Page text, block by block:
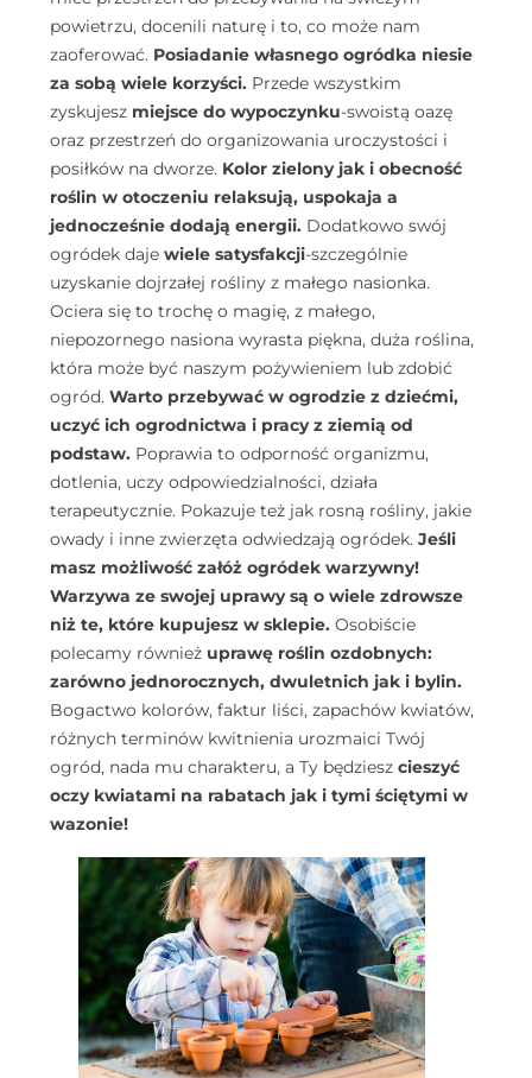
powietrzu, docenili naturę i to, co może nam
zaoferować. Posiadanie własnego ogródka niesie
za sobą wiele korzyści. Przede wszystkim
zyskujesz miejsce do wypoczynku-swoistą oazę
oraz przestrzeń do organizowania uroczystości i
posiłków na dworze. Kolor zielony jak i obecność
roślin w otoczeniu relaksują, uspokaja a
jednocześnie dodają energii. Dodatkowo swój
ogródek daje wiele satysfakcji-szczególnie
uzyskanie dojrzałej rośliny z małego nasionka.
Ociera się to trochę o magię, z małego,
niepozornego nasiona wyrasta piękna, duża roślina,
która może być naszym pożywieniem lub zdobić
ogród. Warto przebywać w ogrodzie z dziećmi,
uczyć ich ogrodnictwa i pracy z ziemią od
podstaw. Poprawia to odporność organizmu,
dotlenia, uczy odpowiedzialności, działa
terapeutycznie. Pokazuje też jak rosną rośliny, jakie
owady i inne zwierzęta odwiedzają ogródek. Jeśli
masz możliwość załóż ogródek warzywny!
Warzywa ze swojej uprawy są o wiele zdrowsze
niż te, które kupujesz w sklepie. Osobiście
polecamy również uprawę roślin ozdobnych:
zarówno jednorocznych, dwuletnich jak i bylin.
Bogactwo kolorów, faktur liści, zapachów kwiatów,
różnych terminów kwitnienia urozmaici Twój
ogród, nada mu charakteru, a Ty będziesz cieszyć
oczy kwiatami na rabatach jak i tymi ściętymi w
wazonie!